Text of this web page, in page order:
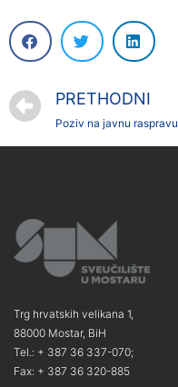
PRETHODNI
Poziv na javnu raspravu
Trg hrvatskih velikana 1,
88000 Mostar, BiH
Tel.: + 387 36 337-070;
Fax: + 387 36 320-885